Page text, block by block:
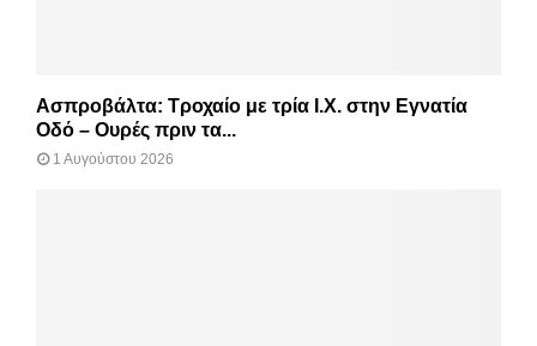
Ασπροβάλτα: Τροχαίο με τρία Ι.Χ. στην Εγνατία
Οδό – Ουρές πριν τα...
1 Αυγούστου 2026